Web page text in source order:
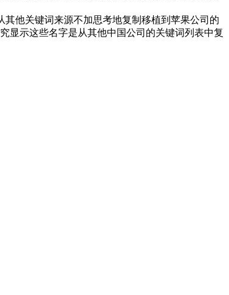
他关键词来源不加思考地复制移植到苹果公司的
显示这些名字是从其他中国公司的关键词列表中复